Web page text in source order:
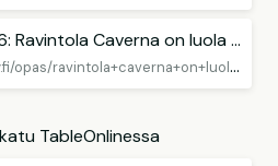
City.fi 11.6.2016: Ravintola Caverna on luola Helsingin keskustassa
h
ttps://www.city.fi/opas/ravintola+caverna+on+luola+helsingin+keskustassa/9854
TableOnlinessa